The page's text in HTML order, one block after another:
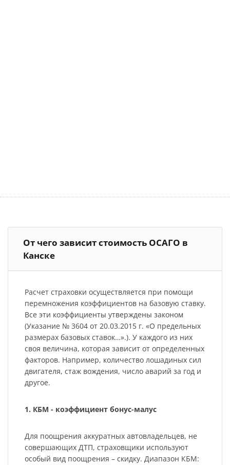
От чего зависит стоимость ОСАГО в
Канске
Расчет страховки осуществляется при помощи
перемножения коэффициентов на базовую ставку.
Все эти коэффициенты утверждены законом
(Указание № 3604 от 20.03.2015 г. «О предельных
размерах базовых ставок…».). У каждого из них
своя величина, которая зависит от определенных
факторов. Например, количество лошадиных сил
двигателя, стаж вождения, число аварий за год и
другое.
1. КБМ - коэффициент бонус-малус
Для поощрения аккуратных автовладельцев, не
совершающих ДТП, страховщики используют
особый вид поощрения – скидку. Диапазон КБМ: